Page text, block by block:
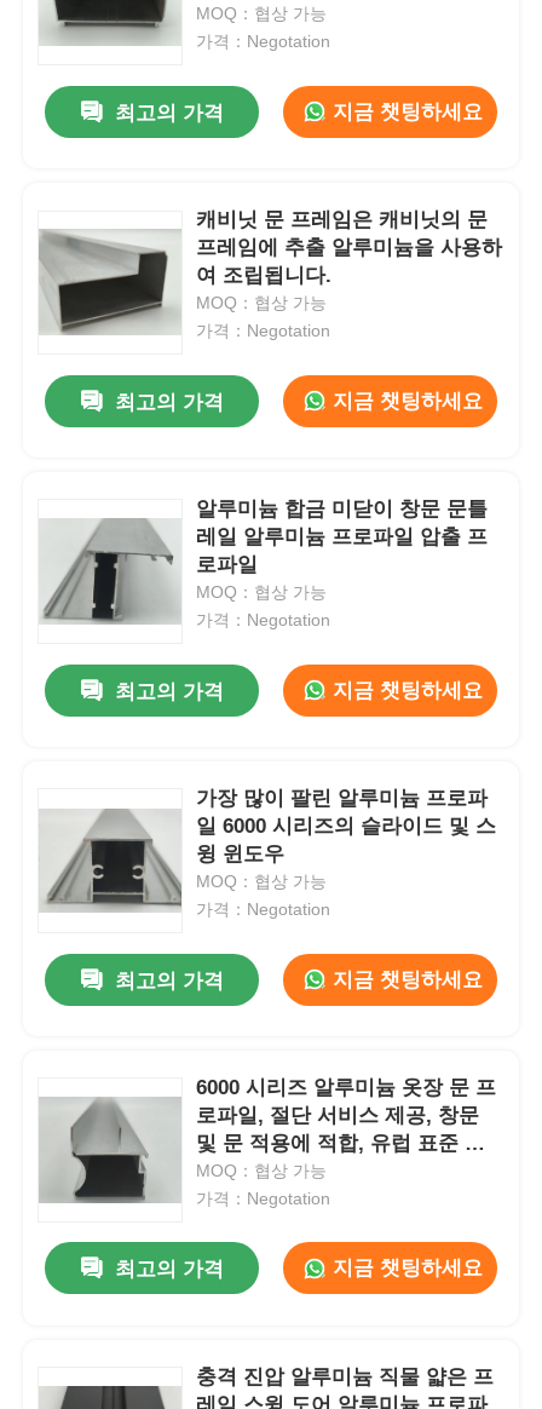
집
우리 에 관한 것
품질 관리
저희에게 연락하십시오
뉴스
인용 을 요청 하십시오
알루미늄 주방 프로파일
MOQ：협상 가능
가격：Negotation
최고의 가격 지금 챗팅하세요
캐비닛 문 프레임은 캐비닛의 문
프레임에 추출 알루미늄을 사용하
여 조립됩니다.
MOQ：협상 가능
가격：Negotation
최고의 가격 지금 챗팅하세요
알루미늄 합금 미닫이 창문 문틀
레일 알루미늄 프로파일 압출 프
로파일
MOQ：협상 가능
가격：Negotation
최고의 가격 지금 챗팅하세요
가장 많이 팔린 알루미늄 프로파
일 6000 시리즈의 슬라이드 및 스
윙 윈도우
MOQ：협상 가능
가격：Negotation
최고의 가격 지금 챗팅하세요
6000 시리즈 알루미늄 옷장 문 프
로파일, 절단 서비스 제공, 창문
및 문 적용에 적합, 유럽 표준 준
수
MOQ：협상 가능
가격：Negotation
최고의 가격 지금 챗팅하세요
충격 진압 알루미늄 직물 얇은 프
레임 스윙 도어 알루미늄 프로파